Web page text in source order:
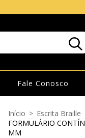
Fale Conosco
Início > Escrita Braille
FORMULÁRIO
MM